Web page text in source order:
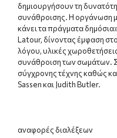
δημιουργήσουν τη
συνάθροισης. Η οργάνωση
κάνει τα πράγματα
Latour, δίνοντας έμφαση
λόγου, υλικές
συνάθροιση των σωμάτων.
σύγχρονης τέχνης καθώς
Sassen και Judith Butler.
αναφορές διαλέξεων